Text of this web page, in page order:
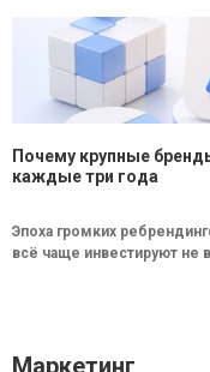
Почему крупные
каждые три года
Эпоха громких
всё чаще инвестируют не
Маркетинг